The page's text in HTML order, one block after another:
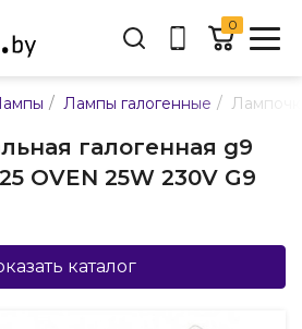
работы:
пт с 9:00 до 17:30
361-04-00
0
/ Лампы галогенные /
галогенная g9
OVEN 25W 230V G9
каталог